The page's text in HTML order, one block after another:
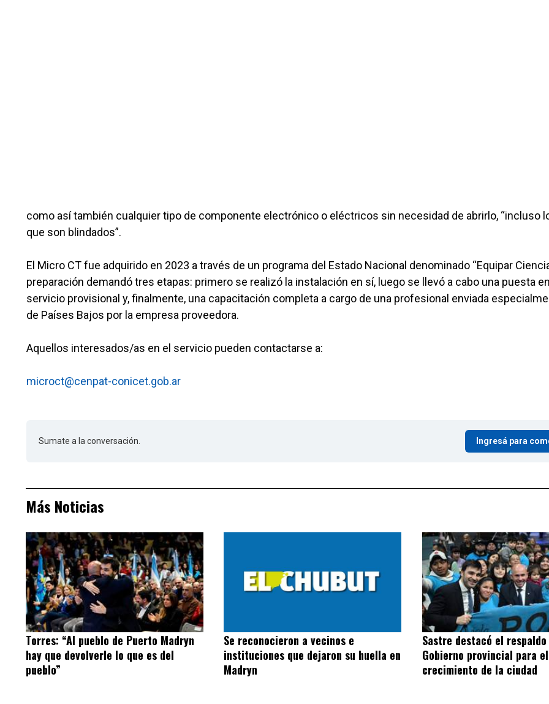
como así también cualquier tipo de componente electrónico o eléctricos sin necesidad de abrirlo, “incluso
que son blindados”.
El Micro CT fue adquirido en 2023 a través de un programa del Estado Nacional denominado “Equipar
preparación demandó tres etapas: primero se realizó la instalación en sí, luego se llevó a cabo una puesta
servicio provisional y, finalmente, una capacitación completa a cargo de una profesional enviada
de Países Bajos por la empresa proveedora.
Aquellos interesados/as en el servicio pueden contactarse a:
microct@cenpat-conicet.gob.ar
Sumate a la conversación. Ingresá para
Más Noticias
Torres: “Al pueblo de Puerto Madryn
hay que devolverle lo que es del
pueblo”
Se reconocieron a vecinos e
instituciones que dejaron su huella en
Madryn
Sastre destacó el
Gobierno provincial para el
crecimiento de la ciudad